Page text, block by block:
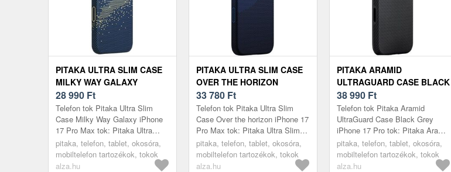
PITAKA ULTRA SLIM CASE
MILKY WAY GALAXY
IPHONE 17 PRO MAX TOK
28 990 Ft
Telefon tok Pitaka Ultra Slim
Case Milky Way Galaxy iPhone
17 Pro Max tok: Pitaka Ultra
Slim Case iPhone 17 Pro
MaxUltravékony és könnyű tok a
mini...
pitaka, telefon, tablet, okosóra,
mobiltelefon tartozékok, tokok
alza.hu
PITAKA ULTRA SLIM CASE
OVER THE HORIZON
IPHONE 17 PRO MAX TOK
33 780 Ft
Telefon tok Pitaka Ultra Slim
Case Over the horizon iPhone 17
Pro Max tok: Pitaka Ultra Slim
Case iPhone 17 Pro
MaxUltravékony és könnyű tok a
mini...
pitaka, telefon, tablet, okosóra,
mobiltelefon tartozékok, tokok
alza.hu
PITAKA ARAMID
ULTRAGUARD CASE BLACK
GREY IPHONE 17 PRO TOK
38 990 Ft
Telefon tok Pitaka Aramid
UltraGuard Case Black Grey
iPhone 17 Pro tok: Pitaka Aramid
UltraGuard Case iPhone 17
ProUltrakönnyű, kényelmes tok
telje...
pitaka, telefon, tablet, okosóra,
mobiltelefon tartozékok, tokok
alza.hu